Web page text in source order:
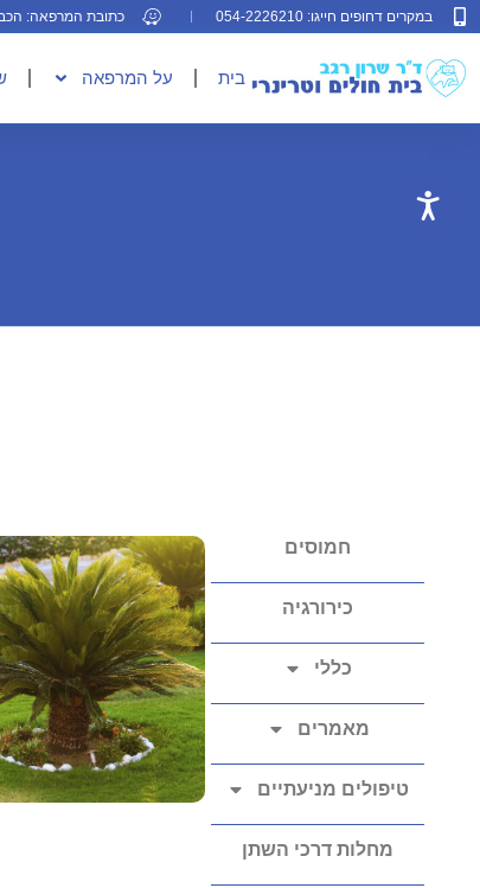
במקרים דחופים חייגו: 054-2226210 כתובת המרפאה: הכבאים 9
בית על המרפאה
חמוסים
כירורגיה
כללי
מאמרים
טיפולים מניעתיים
מחלות דרכי השתן